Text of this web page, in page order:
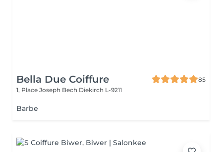
Bella Due Coiffure
85
1, Place Joseph Bech Diekirch L-9211
Barbe